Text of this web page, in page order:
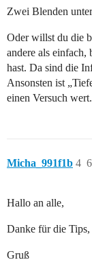
Zwei Blenden
Oder willst du die
andere als einfach,
hast. Da sind die
Ansonsten ist
einen Versuch wert.
Micha_991f1b 4
Hallo an alle,
Danke für die
Gruß